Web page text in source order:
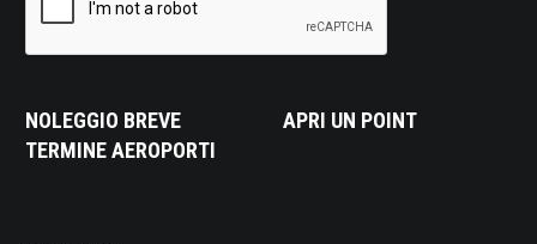
NOLEGGIO BREVE
TERMINE AEROPORTI
APRI UN POINT